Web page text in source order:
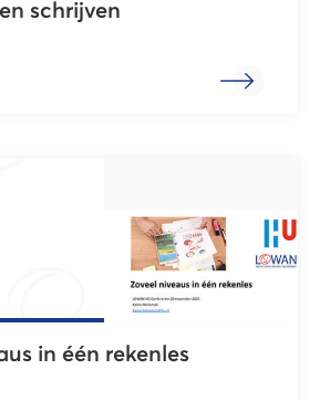
schrijven
in één rekenles